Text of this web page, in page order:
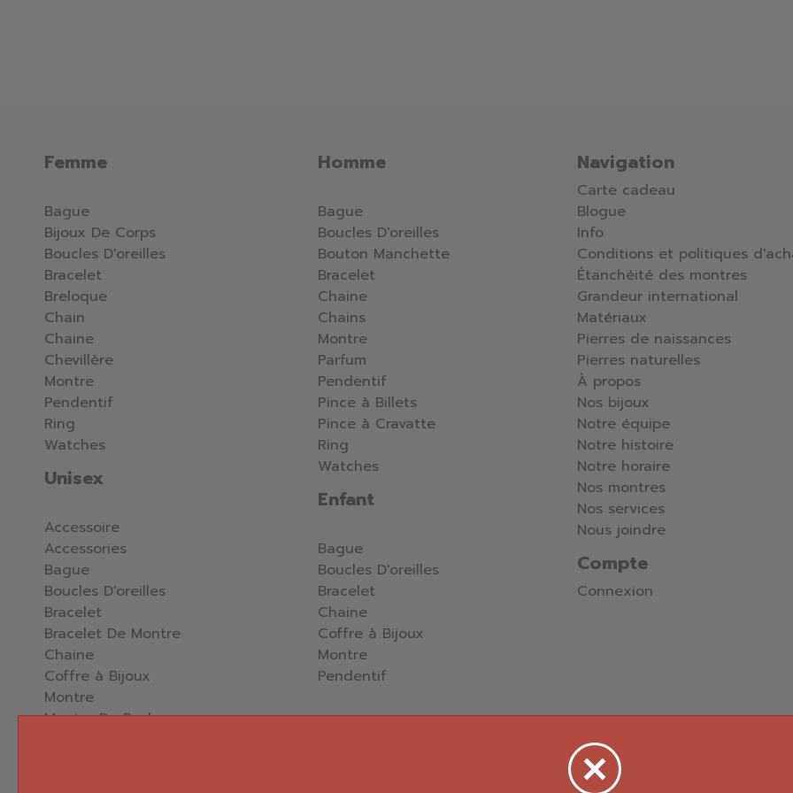
Femme
Bague
Bijoux De Corps
Boucles D'oreilles
Bracelet
Breloque
Chain
Chaine
Chevillère
Montre
Pendentif
Ring
Watches
Unisex
Accessoire
Accessories
Bague
Boucles D'oreilles
Bracelet
Bracelet De Montre
Chaine
Coffre à Bijoux
Montre
Montre De Poche
Homme
Bague
Boucles D'oreilles
Bouton Manchette
Bracelet
Chaine
Chains
Montre
Parfum
Pendentif
Pince à Billets
Pince à Cravatte
Ring
Watches
Enfant
Bague
Boucles D'oreilles
Bracelet
Chaine
Coffre à Bijoux
Montre
Pendentif
Navigation
Carte cadeau
Blogue
Info
Conditions et politiques
Étanchéité des montres
Grandeur international
Matériaux
Pierres de naissances
Pierres naturelles
À propos
Nos bijoux
Notre équipe
Notre histoire
Notre horaire
Nos montres
Nos services
Nous joindre
Compte
Connexion